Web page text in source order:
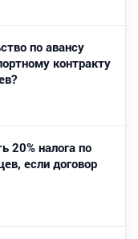
по авансу
контракту
20% налога по
если договор